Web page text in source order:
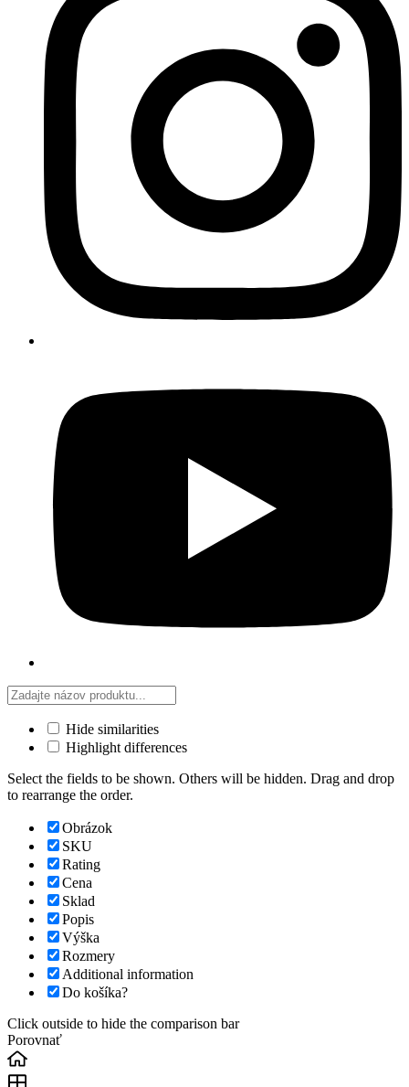
Hide similarities
Highlight differences
Select the fields to be shown. Others will be hidden. Drag and drop
to rearrange the order.
Obrázok
SKU
Rating
Cena
Sklad
Popis
Výška
Rozmery
Additional information
Do košíka?
Click outside to hide the comparison bar
Porovnať